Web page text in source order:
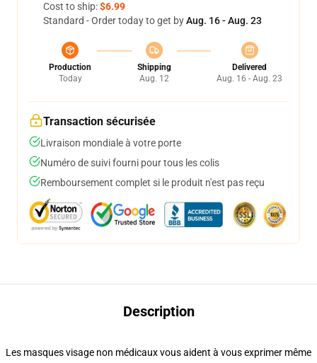
Cost to ship:$6.99
Standard - Order today to get byAug. 16 - Aug. 23
Production
Today
Shipping
Aug. 12
Delivered
Aug. 16 - Aug. 23
Transaction sécurisée
Livraison mondiale à votre porte
Numéro de suivi fourni pour tous les colis
Remboursement complet si le produit n'est pas reçu
Description
Les masques visage non médicaux vous aident à vous exprimer même